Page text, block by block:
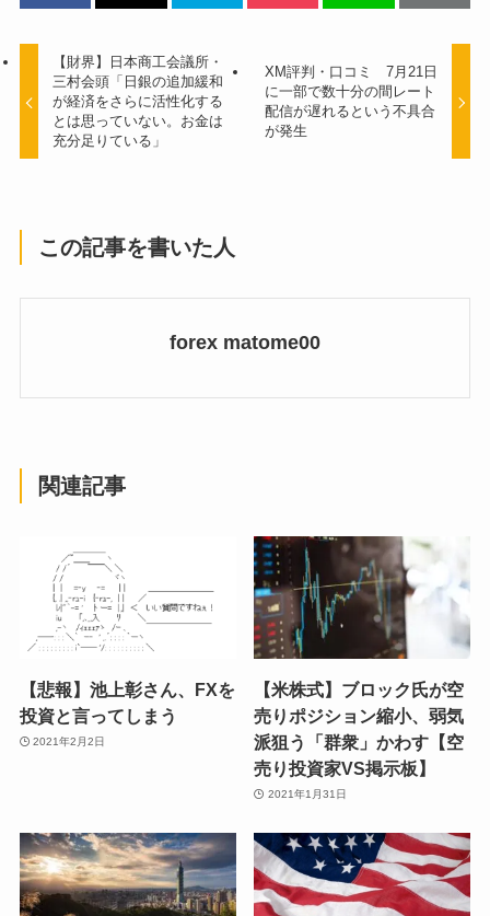
【財界】日本商工会議所・
三村会頭「日銀の追加緩和
が経済をさらに活性化する
とは思っていない。お金は
充分足りている」
XM評判・口コミ 7月21日
に一部で数十分の間レート
配信が遅れるという不具合
が発生
この記事を書いた人
forex matome00
関連記事
【悲報】池上彰さん、FXを
投資と言ってしまう
2021年2月2日
【米株式】ブロック氏が空
売りポジション縮小、弱気
派狙う「群衆」かわす【空
売り投資家VS掲示板】
2021年1月31日